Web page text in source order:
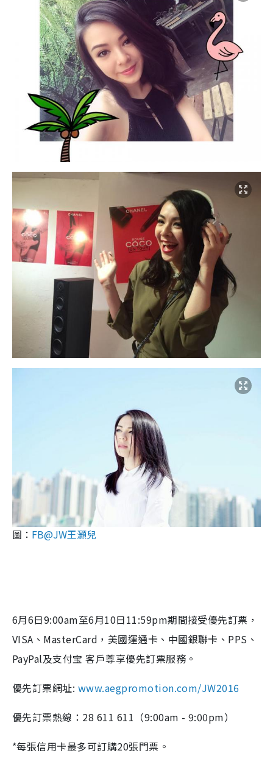
圖： FB@JW王灝兒
6月6日9:00am至6月10日11:59pm期間接受優先訂票，
VISA、MasterCard， 美國運通卡 、 中國銀聯卡 、PPS、
PayPal及支付宝 客戶尊享優先訂票服務。
優先訂票網址: www.aegpromotion.com/JW2016
優先訂票熱線 ：28 611 611（9:00am - 9:00pm）
*每張信用卡最多可訂購20張門票。